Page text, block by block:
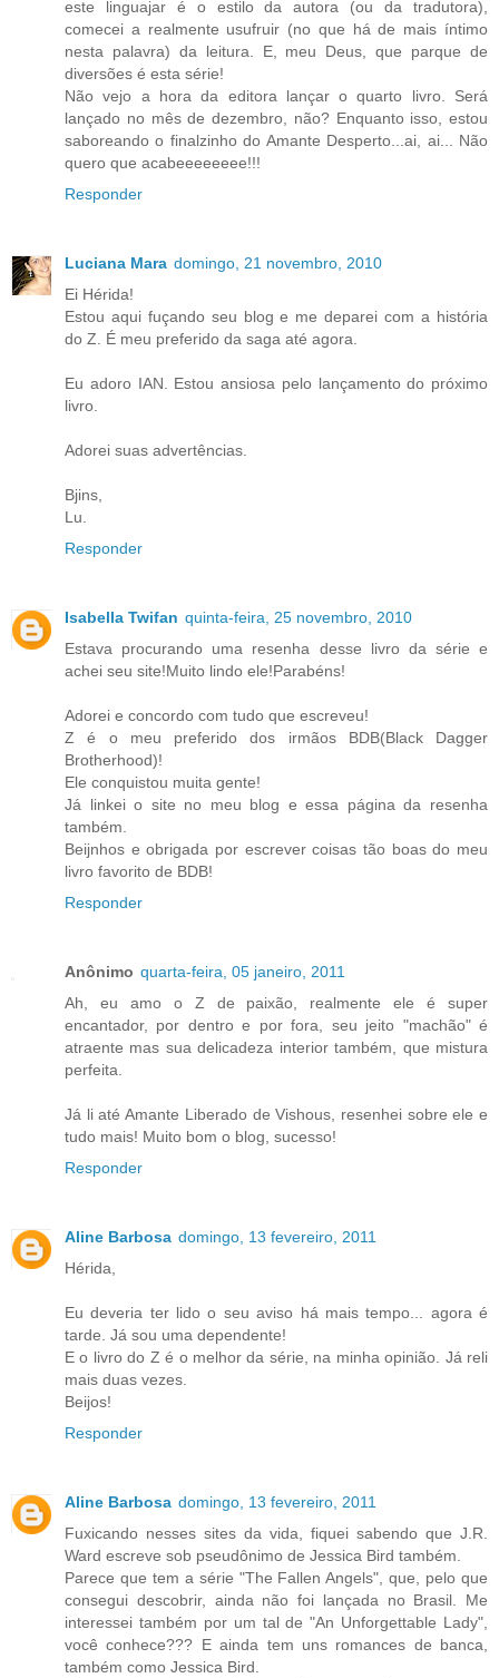
este linguajar é o estilo da autora (ou da tradutora),
comecei a realmente usufruir (no que há de mais íntimo
nesta palavra) da leitura. E, meu Deus, que parque de
diversões é esta série!
Não vejo a hora da editora lançar o quarto livro. Será
lançado no mês de dezembro, não? Enquanto isso, estou
saboreando o finalzinho do Amante Desperto...ai, ai... Não
quero que acabeeeeeeee!!!
Responder
Luciana Mara domingo, 21 novembro, 2010
Ei Hérida!
Estou aqui fuçando seu blog e me deparei com a história
do Z. É meu preferido da saga até agora.
Eu adoro IAN. Estou ansiosa pelo lançamento do próximo
livro.
Adorei suas advertências.
Bjins,
Lu.
Responder
Isabella Twifan quinta-feira, 25 novembro, 2010
Estava procurando uma resenha desse livro da série e
achei seu site!Muito lindo ele!Parabéns!
Adorei e concordo com tudo que escreveu!
Z é o meu preferido dos irmãos BDB(Black Dagger
Brotherhood)!
Ele conquistou muita gente!
Já linkei o site no meu blog e essa página da resenha
também.
Beijnhos e obrigada por escrever coisas tão boas do meu
livro favorito de BDB!
Responder
Anônimo quarta-feira, 05 janeiro, 2011
Ah, eu amo o Z de paixão, realmente ele é super
encantador, por dentro e por fora, seu jeito "machão" é
atraente mas sua delicadeza interior também, que mistura
perfeita.
Já li até Amante Liberado de Vishous, resenhei sobre ele e
tudo mais! Muito bom o blog, sucesso!
Responder
Aline Barbosa domingo, 13 fevereiro, 2011
Hérida,
Eu deveria ter lido o seu aviso há mais tempo... agora é
tarde. Já sou uma dependente!
E o livro do Z é o melhor da série, na minha opinião. Já reli
mais duas vezes.
Beijos!
Responder
Aline Barbosa domingo, 13 fevereiro, 2011
Fuxicando nesses sites da vida, fiquei sabendo que J.R.
Ward escreve sob pseudônimo de Jessica Bird também.
Parece que tem a série "The Fallen Angels", que, pelo que
consegui descobrir, ainda não foi lançada no Brasil. Me
interessei também por um tal de "An Unforgettable Lady",
você conhece??? E ainda tem uns romances de banca,
também como Jessica Bird.